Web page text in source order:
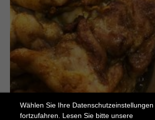
Wählen Sie Ihre Datenschutzeinstellungen
fortzufahren. Lesen Sie bitte unsere